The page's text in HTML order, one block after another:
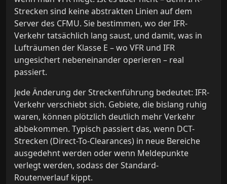
Strecken sind keine abstrakten Linien auf dem
Server des CFMU. Sie bestimmen, wo der IFR-
Verkehr tatsächlich lang saust, und damit, was in
Lufträumen der Klasse E – wo VFR und IFR
ungesichert nebeneinander operieren – real
passiert.
Jede Änderung der Streckenführung bedeutet: IFR-
Verkehr verschiebt sich. Gebiete, die bislang ruhig
waren, können plötzlich deutlich mehr Verkehr
abbekommen. Typisch passiert das, wenn DCT-
Strecken (Direct-To-Clearances) in neue Bereiche
ausgedehnt werden oder wenn Meldepunkte
verlegt werden, sodass der Standard-
Routenverlauf kippt.